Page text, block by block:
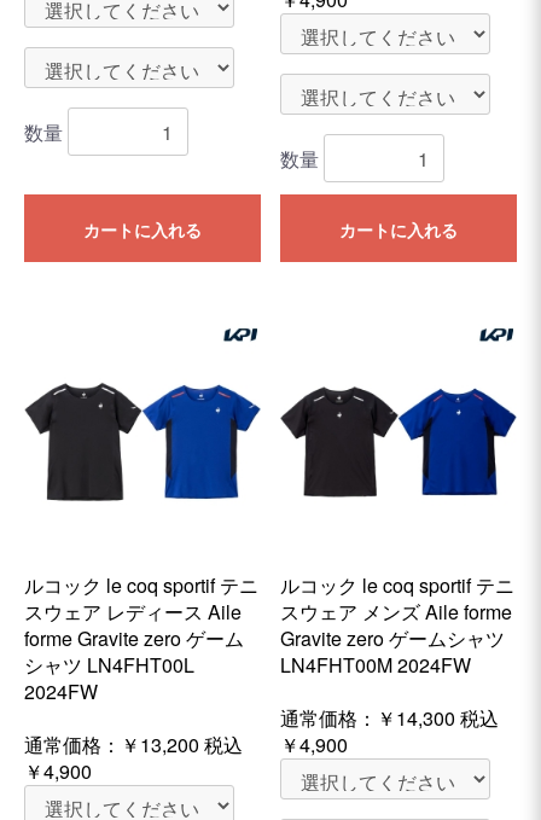
数量
カートに入れる
数量
カートに入れる
ルコック le coq sportif テニ
スウェア レディース Aile
forme Gravite zero ゲーム
シャツ LN4FHT00L
2024FW
通常価格： ￥13,200 税込
￥4,900
ルコック le coq sportif テニ
スウェア メンズ Aile forme
Gravite zero ゲームシャツ
LN4FHT00M 2024FW
通常価格： ￥14,300 税込
￥4,900